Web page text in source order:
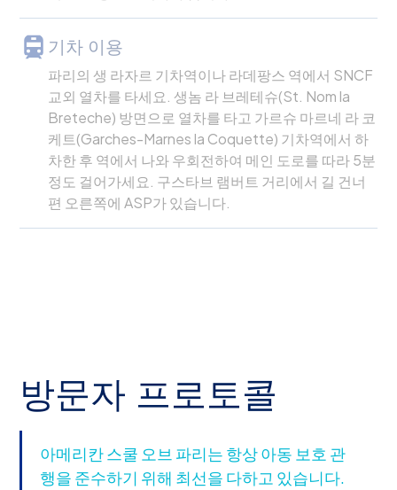
기차 이용
파리의 생 라자르 기차역이나 라데팡스 역에서 SNCF
교외 열차를 타세요. 생놈 라 브레테슈(St. Nom la
Breteche) 방면으로 열차를 타고 가르슈 마르네 라 코
케트(Garches-Marnes la Coquette) 기차역에서 하
차한 후 역에서 나와 우회전하여 메인 도로를 따라 5분
정도 걸어가세요. 구스타브 램버트 거리에서 길 건너
편 오른쪽에 ASP가 있습니다.
방문자 프로토콜
아메리칸 스쿨 오브 파리는 항상 아동 보호 관
행을 준수하기 위해 최선을 다하고 있습니다.